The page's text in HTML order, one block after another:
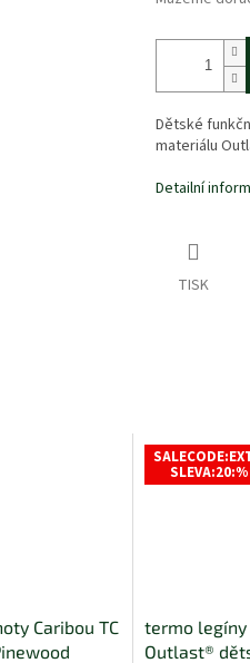
Dětské
materiálu
Detailní
TISK
Caribou TC
SLEVA:20:%
termo legíny
Outlast®